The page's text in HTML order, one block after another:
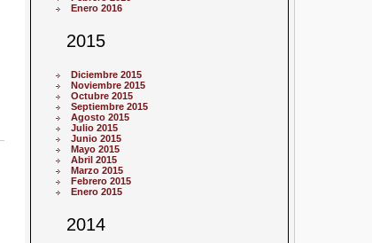
Enero 2016
2015
Diciembre 2015
Noviembre 2015
Octubre 2015
Septiembre 2015
Agosto 2015
Julio 2015
Junio 2015
Mayo 2015
Abril 2015
Marzo 2015
Febrero 2015
Enero 2015
2014